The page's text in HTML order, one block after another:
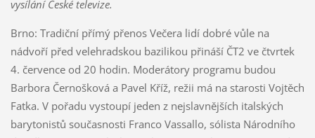
vysílání České televize.
Brno: Tradiční přímý přenos Večera lidí dobré vůle na
nádvoří před velehradskou bazilikou přináší ČT2 ve čtvrtek
4. července od 20 hodin. Moderátory programu budou
Barbora Černošková a Pavel Kříž, režii má na starosti Vojtěch
Fatka. V pořadu vystoupí jeden z nejslavnějších italských
barytonistů současnosti Franco Vassallo, sólista Národního